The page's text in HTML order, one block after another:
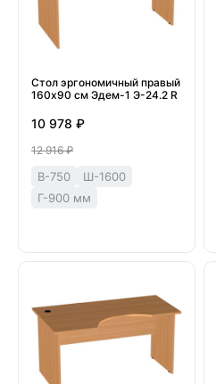
Стол эргономичный правый
160х90 см Эдем-1 Э-24.2 R
10 978 ₽
12 916 ₽
В-750
Ш-1600
Г-900 мм